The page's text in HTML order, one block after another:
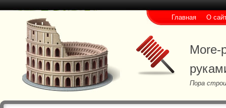
More-
Пора
Главная О